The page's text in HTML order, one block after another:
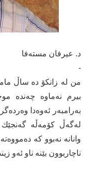
د. عیرفان مستەفا
-
من له‌ زانكۆ ده‌ ساڵ
بیرم نه‌ماوه‌ چه‌نده‌
به‌رامبه‌ر ئه‌وه‌دا
له‌گه‌ڵ كۆمه‌ڵه‌ گه‌نجێك
وانانه‌ نه‌بوو كه‌
ناچاربوون بێنه‌ ناو ئه‌و